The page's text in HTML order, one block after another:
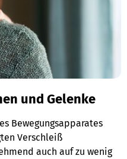
und Gelenke
Bewegungsapparates
Verschleiß
auch auf zu wenig